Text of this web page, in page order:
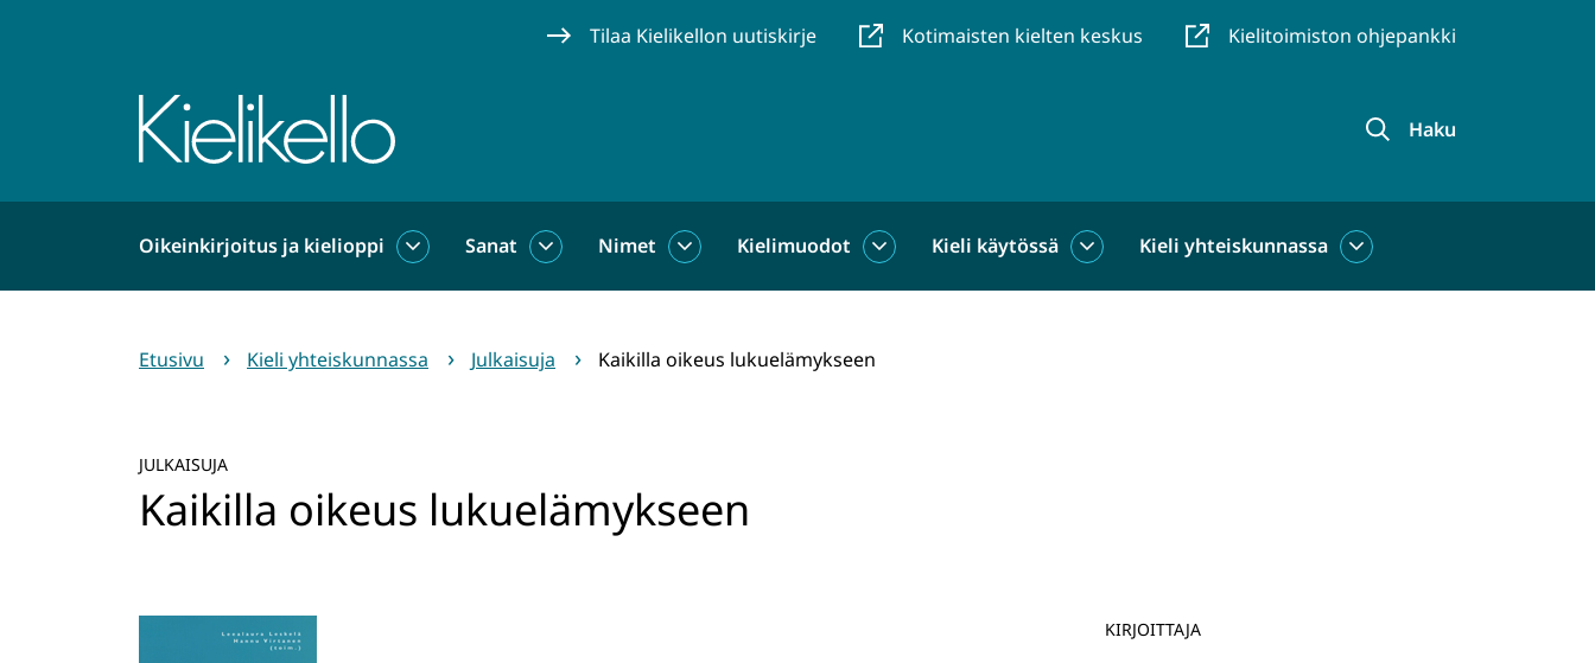
Tilaa Kielikellon uutiskirje Kotimaisten kielten keskus Kielitoimiston ohjepankki
Etusivu
Haku
Oikeinkirjoitus ja kielioppi
Oikeinkirjoitus
Sanat
Sanat
Nimet
NimetKielimuodot
KielimuodotKieli käytössä
Kieli
Kieli yhteiskunnassa
Kieli
Etusivu
Kieli yhteiskunnassa Julkaisuja Kaikilla oikeus lukuelämykseen
JULKAISUJA
Kaikilla oikeus lukuelämykseen
KIRJOITTAJA